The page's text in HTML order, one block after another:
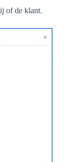
of de klant.